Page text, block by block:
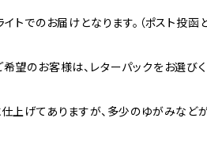
イトでのお届けとなります。（ポスト投函
望のお客様は、レターパックをお選びく
上げてありますが、多少のゆがみなど